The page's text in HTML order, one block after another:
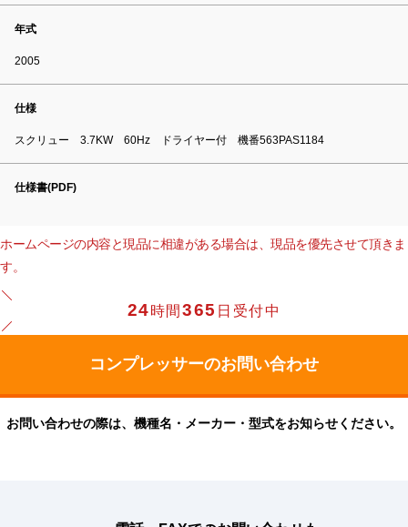
年式
2005
仕様
スクリュー 3.7KW 60Hz ドライヤー付 機番563PAS1184
仕様書(PDF)
ホームページの内容と現品に相違がある場合は、現品を優先させて頂きま
す。
24時間365 日受付中
お問い合わせの際は、機種名・メーカー・型式をお知らせください。